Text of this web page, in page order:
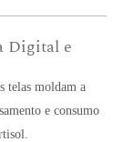
Digital e
telas moldam a
e consumo